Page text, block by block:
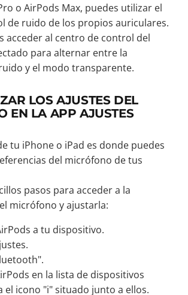
o AirPods Max, puedes utilizar el
de ruido de los propios auriculares.
acceder al centro de control del
para alternar entre la
y el modo transparente.
LOS AJUSTES DEL
EN LA APP AJUSTES
tu iPhone o iPad es donde puedes
del micrófono de tus
pasos para acceder a la
micrófono y ajustarla:
a tu dispositivo.
en la lista de dispositivos
el icono "i" situado junto a ellos.